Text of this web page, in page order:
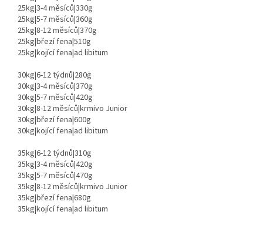
25kg|3-4 měsíců|330g
25kg|5-7 měsíců|360g
25kg|8-12 měsíců|370g
25kg|březí fena|510g
25kg|kojící fena|ad libitum
30kg|6-12 týdnů|280g
30kg|3-4 měsíců|370g
30kg|5-7 měsíců|420g
30kg|8-12 měsíců|krmivo Junior
30kg|březí fena|600g
30kg|kojící fena|ad libitum
35kg|6-12 týdnů|310g
35kg|3-4 měsíců|420g
35kg|5-7 měsíců|470g
35kg|8-12 měsíců|krmivo Junior
35kg|březí fena|680g
35kg|kojící fena|ad libitum